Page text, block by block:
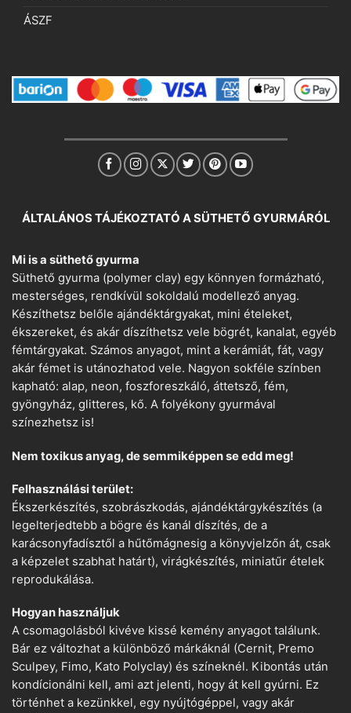
ÁSZF
ÁLTALÁNOS TÁJÉKOZTATÓ A SÜTHETŐ GYURMÁRÓL
Mi is a süthető gyurma
Süthető gyurma (polymer clay) egy könnyen formázható,
mesterséges, rendkívül sokoldalú modellező anyag.
Készíthetsz belőle ajándéktárgyakat, mini ételeket,
ékszereket, és akár díszíthetsz vele bögrét, kanalat, egyéb
fémtárgyakat. Számos anyagot, mint a kerámiát, fát, vagy
akár fémet is utánozhatod vele. Nagyon sokféle színben
kapható: alap, neon, foszforeszkáló, áttetsző, fém,
gyöngyház, glitteres, kő. A folyékony gyurmával
színezhetsz is!
Nem toxikus anyag, de semmiképpen se edd meg!
Felhasználási terület:
Ékszerkészítés, szobrászkodás, ajándéktárgykészítés (a
legelterjedtebb a bögre és kanál díszítés, de a
karácsonyfadísztől a hűtőmágnesig a könyvjelzőn át, csak
a képzelet szabhat határt), virágkészítés, miniatűr ételek
reprodukálása.
Hogyan használjuk
A csomagolásból kivéve kissé kemény anyagot találunk.
Bár ez változhat a különböző márkáknál (Cernit, Premo
Sculpey, Fimo, Kato Polyclay) és színeknél. Kibontás után
kondícionálni kell, ami azt jelenti, hogy át kell gyúrni. Ez
történhet a kezünkkel, egy nyújtógéppel, vagy akár